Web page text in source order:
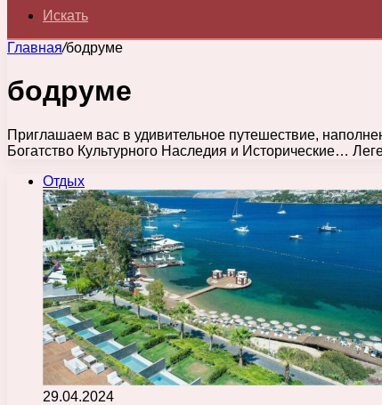
Искать
Главная/бодруме
бодруме
Приглашаем вас в удивительное путешествие,
Богатство Культурного Наследия и Исторические…
Отдых
29.04.2024